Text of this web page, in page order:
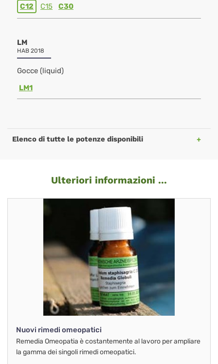
C12 C15 C30
LM
HAB 2018
Gocce (liquid)
LM1
Elenco di tutte le potenze disponibili
Ulteriori informazioni ...
Nuovi rimedi omeopatici
Remedia Omeopatia è costantemente al lavoro per ampliare
la gamma dei singoli rimedi omeopatici.